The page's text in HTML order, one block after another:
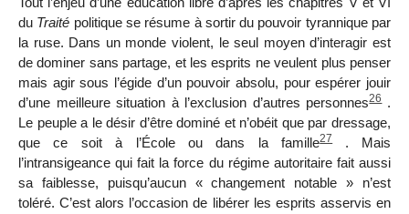
du Traité politique se résume à sortir du pouvoir tyrannique par
la ruse. Dans un monde violent, leseul moyen d’interagir est
de dominer sans partage, et les esprits ne veulent plus penser
mais agir sous l’égide d’un pouvoir absolu, pour espérer jouir
d’une meilleure situation à l’exclusion d’autres personnes26 .
Le peuple a le désir d’être dominé et n’obéit que par dressage,
que ce soit à l’École ou dans la famille27
. Mais
l’intransigeance qui fait la force du régime autoritaire fait aussi
sa faiblesse, puisqu’aucun « changement notable » n’est
toléré. C’est alors l’occasion de libérer les esprits asservis en